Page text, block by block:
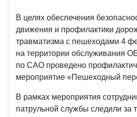
В целях обеспечения
движения и профилактики
травматизма с пешеходами 4
на территории обслуживания
по САО проведено
мероприятие «Пешеходный
В рамках мероприятия
патрульной службы следили за